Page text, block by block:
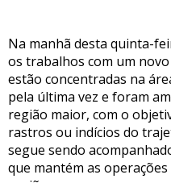
Na manhã desta quinta-
os trabalhos com um
estão concentradas na
pela última vez e foram
região maior, com o
rastros ou indícios do
segue sendo
que mantém as